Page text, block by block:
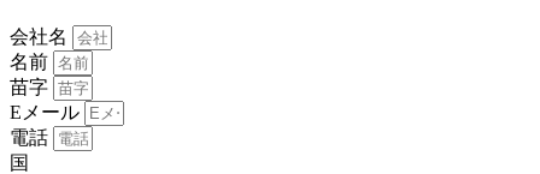
会社名
名前
苗字
Eメール
電話
国